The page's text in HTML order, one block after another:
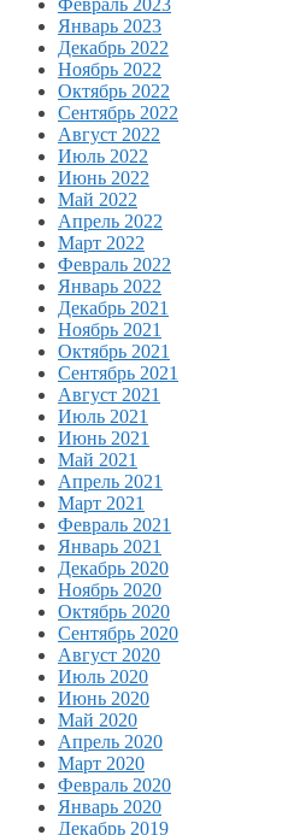
Февраль 2023
Январь 2023
Декабрь 2022
Ноябрь 2022
Октябрь 2022
Сентябрь 2022
Август 2022
Июль 2022
Июнь 2022
Май 2022
Апрель 2022
Март 2022
Февраль 2022
Январь 2022
Декабрь 2021
Ноябрь 2021
Октябрь 2021
Сентябрь 2021
Август 2021
Июль 2021
Июнь 2021
Май 2021
Апрель 2021
Март 2021
Февраль 2021
Январь 2021
Декабрь 2020
Ноябрь 2020
Октябрь 2020
Сентябрь 2020
Август 2020
Июль 2020
Июнь 2020
Май 2020
Апрель 2020
Март 2020
Февраль 2020
Январь 2020
Декабрь 2019